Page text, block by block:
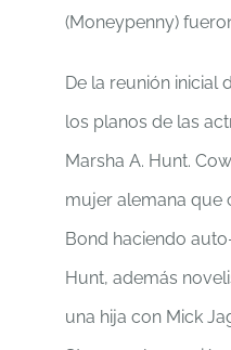
(Moneypenny)
De la reunión inicial
los planos de las
Marsha A. Hunt.
mujer alemana que
Bond haciendo
Hunt, además
una hija con Mick